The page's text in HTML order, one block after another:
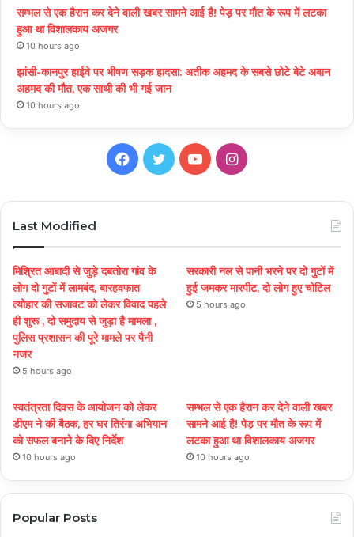
सम्भल से एक हैरान कर देने वाली खबर सामने आई है! पेड़ पर मौत के रूप में लटका
हुआ था विशालकाय अजगर
10 hours ago
झांसी-कानपुर हाईवे पर भीषण सड़क हादसा: अतीक अहमद के सबसे छोटे बेटे अबान
अहमद की मौत, एक साथी की भी गई जान
10 hours ago
Facebook
TwitterYouTubeInstagram
Last Modified
मिश्रित आबादी से जुड़े दबतोरा गांव के
लोग दो गुटों में लामबंद, बारहवफात
त्योहार की सजावट को लेकर विवाद पहले
ही शुरू , दो समुदाय से जुड़ा है मामला ,
पुलिस प्रशासन की पूरे मामले पर पैनी
नजर
5 hours ago
सरकारी नल से पानी भरने पर दो गुटों में
हुई जमकर मारपीट, दो लोग हुए चोटिल
5 hours ago
स्वतंत्रता दिवस के आयोजन को लेकर
डीएम ने की बैठक, हर घर तिरंगा अभियान
को सफल बनाने के दिए निर्देश
10 hours ago
सम्भल से एक हैरान कर देने वाली खबर
सामने आई है! पेड़ पर मौत के रूप में
लटका हुआ था विशालकाय अजगर
10 hours ago
Popular Posts